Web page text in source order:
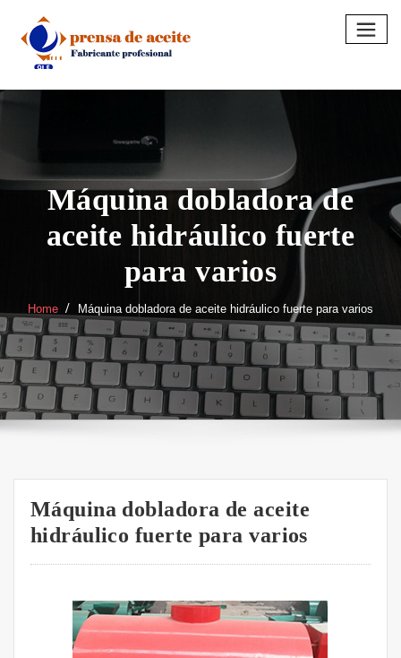
content
Máquina dobladora de
aceite hidráulico fuerte
para varios
Home Máquina dobladora de aceite hidráulico fuerte para varios
Máquina dobladora de aceite
hidráulico fuerte para varios